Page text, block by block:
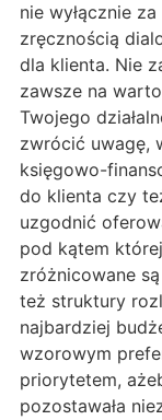
nie wyłącznie
zręcznością
dla klienta. Nie
zawsze na
Twojego
zwrócić uwagę,
księgowo-
do klienta czy
uzgodnić
pod kątem
zróżnicowane
też struktury
najbardziej
wzorowym
priorytetem,
pozostawała